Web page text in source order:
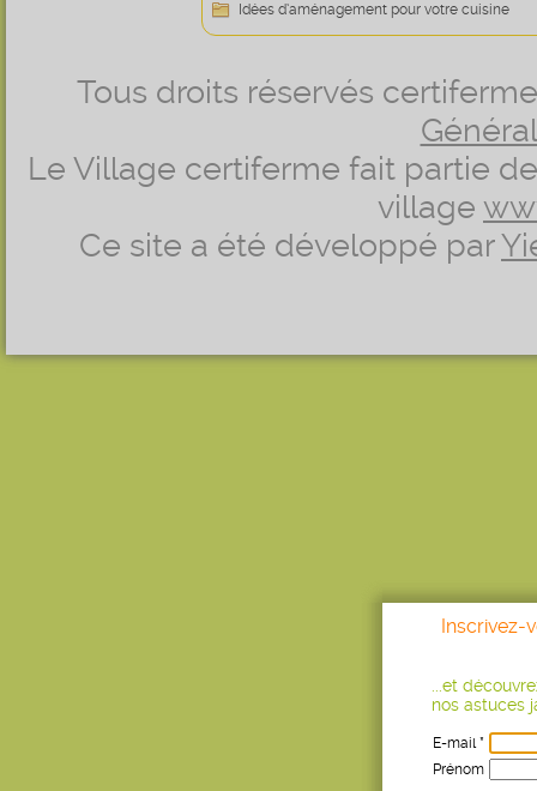
Idées d’aménagement pour votre cuisine
Tous droits réservés
Le Village certiferme fait partie
village
Ce site a été développé par
Inscrivez-
...et
nos astuces
E-mail *
Prénom